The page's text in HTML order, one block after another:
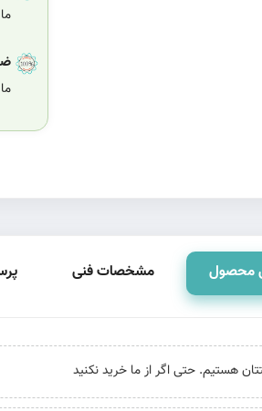
محصول مشخصات فنی